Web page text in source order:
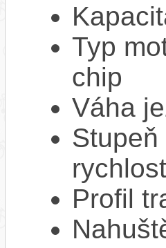
Typ
chip
Váha
rychlost
Profil